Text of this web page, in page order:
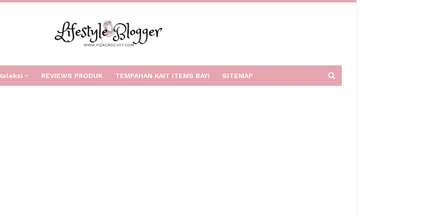
REVIEWS PRODUK TEMPAHAN KAIT ITEMS BAYI SITEMAP